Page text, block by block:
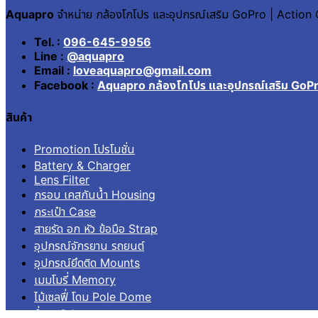
Aquapro จำหน่าย กล้องโกโปร และอุปกรณ์เสริม GoPro | Action
Tel. : 096-645-9956
Line : @aquapro
Email : loveaquapro@gmail.com
Facebook : Aquapro กล้องโกโปร และอุปกรณ์เสริม
สินค้า
Promotion โปรโมชั่น
Battery & Charger
Lens Filter
กรอบ เคสกันน้ำ Housing
กระเป๋า Case
สายรัด อก หัว ข้อมือ Strap
อุปกรณ์จักรยาน รถยนต์
อุปกรณ์ยึดติด Mounts
เมมโมรี่ Memory
ไม้เซลฟี่ โดม Pole Dome
อื่นๆ Others